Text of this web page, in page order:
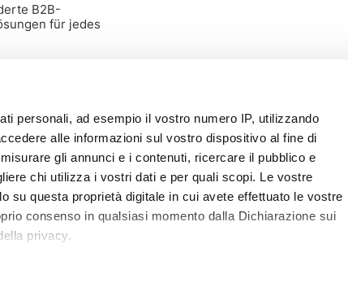
personali, ad esempio il vostro numero IP, utilizzando
alle informazioni sul vostro dispositivo al fine di
gli annunci e i contenuti, ricercare il pubblico e
chi utilizza i vostri dati e per quali scopi. Le vostre
su questa proprietà digitale in cui avete effettuato le vostre
consenso in qualsiasi momento dalla Dichiarazione sui
privacy.
B2B-
für jedes